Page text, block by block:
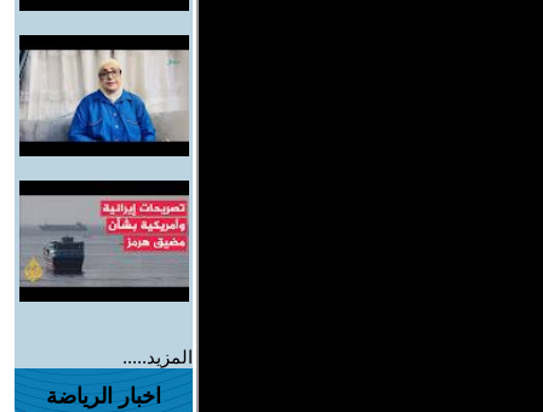
المزيد.....
اخبار الرياضة